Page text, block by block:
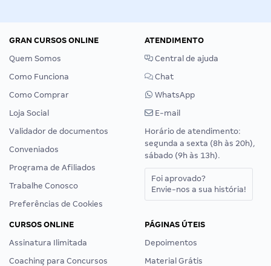
GRAN CURSOS ONLINE
Quem Somos
Como Funciona
Como Comprar
Loja Social
Validador de documentos
Conveniados
Programa de Afiliados
Trabalhe Conosco
Preferências de Cookies
ATENDIMENTO
Central de ajuda
Chat
WhatsApp
E-mail
Horário de atendimento:
segunda a sexta (8h às 20h),
sábado (9h às 13h).
Foi aprovado?
Envie-nos a sua história!
CURSOS ONLINE
Assinatura Ilimitada
Coaching para Concursos
PÁGINAS ÚTEIS
Depoimentos
Material Grátis